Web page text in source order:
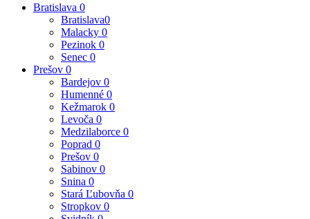
Bratislava 0
Bratislava0
Malacky 0
Pezinok 0
Senec 0
Prešov 0
Bardejov 0
Humenné 0
Kežmarok 0
Levoča 0
Medzilaborce 0
Poprad 0
Prešov 0
Sabinov 0
Snina 0
Stará Ľubovňa 0
Stropkov 0